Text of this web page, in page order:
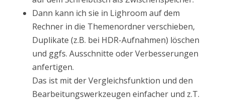
Dann kann ich sie in Lighroom auf dem
Rechner in die Themenordner verschieben,
Duplikate (z.B. bei HDR-Aufnahmen) löschen
und ggfs. Ausschnitte oder Verbesserungen
anfertigen.
Das ist mit der Vergleichsfunktion und den
Bearbeitungswerkzeugen einfacher und z.T.